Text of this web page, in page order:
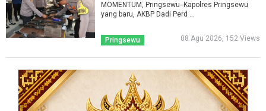
MOMENTUM, Pringsewu--Kapolres Pringsewu
yang baru, AKBP Dadi Perd ...
Pringsewu 08 Agu 2026, 152 Views